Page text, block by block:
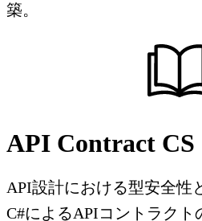
築。
API Contract CS
API設計における型安全性
C#によるAPIコントラクト